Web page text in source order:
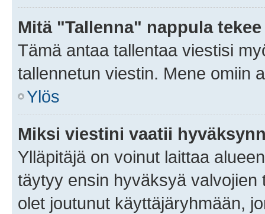
Mitä "Tallenna" nappula
Tämä antaa tallentaa viestisi
tallennetun viestin. Mene omiin
Ylös
Miksi viestini vaatii
Ylläpitäjä on voinut laittaa
täytyy ensin hyväksyä
olet joutunut käyttäjäryhmään,